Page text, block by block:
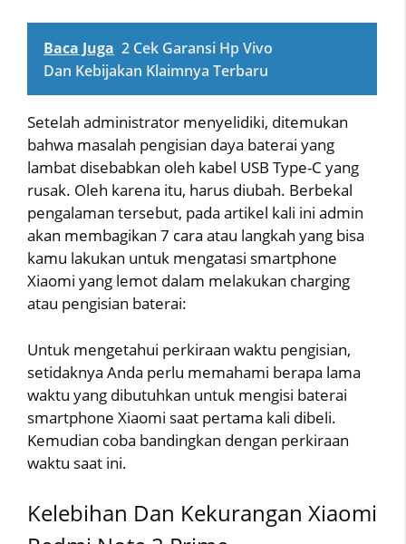
Baca Juga 2 Cek Garansi Hp Vivo
Dan Kebijakan Klaimnya Terbaru
Setelah administrator menyelidiki, ditemukan
bahwa masalah pengisian daya baterai yang
lambat disebabkan oleh kabel USB Type-C yang
rusak. Oleh karena itu, harus diubah. Berbekal
pengalaman tersebut, pada artikel kali ini admin
akan membagikan 7 cara atau langkah yang bisa
kamu lakukan untuk mengatasi smartphone
Xiaomi yang lemot dalam melakukan charging
atau pengisian baterai:
Untuk mengetahui perkiraan waktu pengisian,
setidaknya Anda perlu memahami berapa lama
waktu yang dibutuhkan untuk mengisi baterai
smartphone Xiaomi saat pertama kali dibeli.
Kemudian coba bandingkan dengan perkiraan
waktu saat ini.
Kelebihan Dan Kekurangan Xiaomi